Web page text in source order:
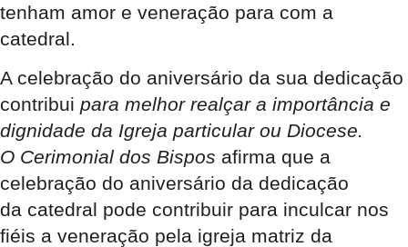
tenham amor e veneração para com a
catedral.
A celebração do aniversário da sua dedicação
contribui para melhor realçar a importância e
dignidade da Igreja particular ou Diocese.
O Cerimonial dos Bispos afirma que a
celebração do aniversário da dedicação
da catedral pode contribuir para inculcar nos
fiéis a veneração pela igreja matriz da